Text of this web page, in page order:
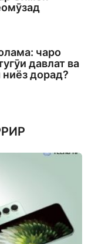
чаро
давлат ва
дорад?